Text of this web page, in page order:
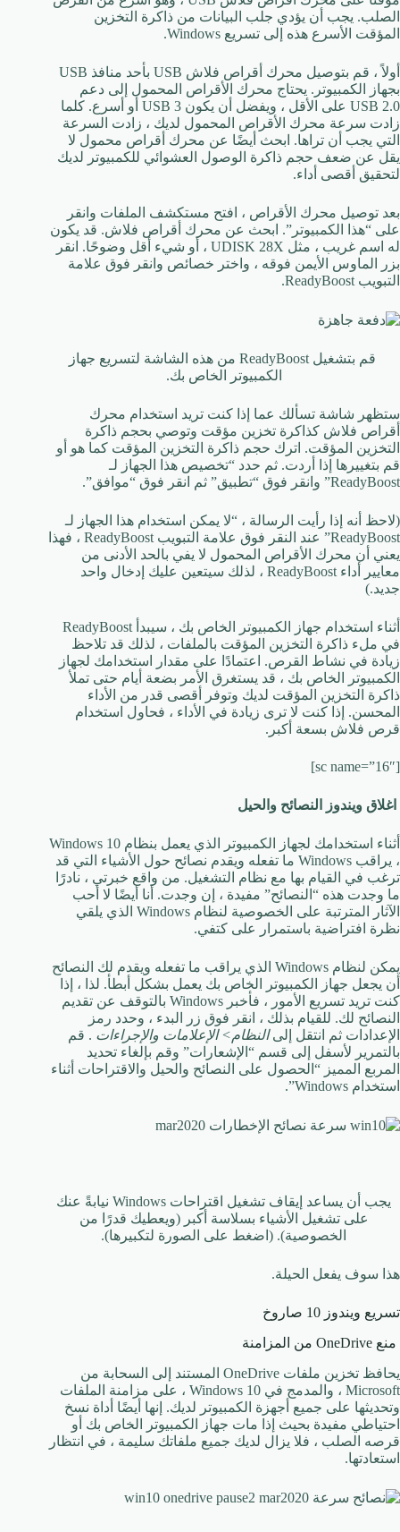
الصلب. يجب أن يؤدي جلب البيانات من ذاكرة التخزين
المؤقت الأسرع هذه إلى تسريع Windows.
أولاً ، قم بتوصيل محرك أقراص فلاش USB بأحد منافذ USB
بجهاز الكمبيوتر. يحتاج محرك الأقراص المحمول إلى دعم
USB 2.0 على الأقل ، ويفضل أن يكون USB 3 أو أسرع. كلما
زادت سرعة محرك الأقراص المحمول لديك ، زادت السرعة
التي يجب أن تراها. ابحث أيضًا عن محرك أقراص محمول لا
يقل عن ضعف حجم ذاكرة الوصول العشوائي للكمبيوتر لديك
لتحقيق أقصى أداء.
بعد توصيل محرك الأقراص ، افتح مستكشف الملفات وانقر
على “هذا الكمبيوتر”. ابحث عن محرك أقراص فلاش. قد يكون
له اسم غريب ، مثل UDISK 28X ، أو شيء أقل وضوحًا. انقر
بزر الماوس الأيمن فوقه ، واختر خصائص وانقر فوق علامة
التبويب ReadyBoost.
قم بتشغيل ReadyBoost من هذه الشاشة لتسريع جهاز
الكمبيوتر الخاص بك.
ستظهر شاشة تسألك عما إذا كنت تريد استخدام محرك
أقراص فلاش كذاكرة تخزين مؤقت وتوصي بحجم ذاكرة
التخزين المؤقت. اترك حجم ذاكرة التخزين المؤقت كما هو أو
قم بتغييرها إذا أردت. ثم حدد “تخصيص هذا الجهاز لـ
ReadyBoost” وانقر فوق “تطبيق” ثم انقر فوق “موافق”.
(لاحظ أنه إذا رأيت الرسالة ، “لا يمكن استخدام هذا الجهاز لـ
ReadyBoost” عند النقر فوق علامة التبويب ReadyBoost ، فهذا
يعني أن محرك الأقراص المحمول لا يفي بالحد الأدنى من
معايير أداء ReadyBoost ، لذلك سيتعين عليك إدخال واحد
جديد.)
أثناء استخدام جهاز الكمبيوتر الخاص بك ، سيبدأ ReadyBoost
في ملء ذاكرة التخزين المؤقت بالملفات ، لذلك قد تلاحظ
زيادة في نشاط القرص. اعتمادًا على مقدار استخدامك لجهاز
الكمبيوتر الخاص بك ، قد يستغرق الأمر بضعة أيام حتى تملأ
ذاكرة التخزين المؤقت لديك وتوفر أقصى قدر من الأداء
المحسن. إذا كنت لا ترى زيادة في الأداء ، فحاول استخدام
قرص فلاش بسعة أكبر.
[sc name=”16″]
اغلاق ويندوز النصائح والحيل
أثناء استخدامك لجهاز الكمبيوتر الذي يعمل بنظام Windows 10
، يراقب Windows ما تفعله ويقدم نصائح حول الأشياء التي قد
ترغب في القيام بها مع نظام التشغيل. من واقع خبرتي ، نادرًا
ما وجدت هذه “النصائح” مفيدة ، إن وجدت. أنا أيضًا لا أحب
الآثار المترتبة على الخصوصية لنظام Windows الذي يلقي
نظرة افتراضية باستمرار على كتفي.
يمكن لنظام Windows الذي يراقب ما تفعله ويقدم لك النصائح
أن يجعل جهاز الكمبيوتر الخاص بك يعمل بشكل أبطأ. لذا ، إذا
كنت تريد تسريع الأمور ، فأخبر Windows بالتوقف عن تقديم
النصائح لك. للقيام بذلك ، انقر فوق زر البدء ، وحدد رمز
الإعدادات ثم انتقل إلىالنظام> الإعلامات والإجراءات . قم
بالتمرير لأسفل إلى قسم “الإشعارات” وقم بإلغاء تحديد
المربع المميز “الحصول على النصائح والحيل والاقتراحات أثناء
استخدام Windows”.
يجب أن يساعد إيقاف تشغيل اقتراحات Windows نيابةً عنك
على تشغيل الأشياء بسلاسة أكبر (ويعطيك قدرًا من
الخصوصية). (اضغط على الصورة لتكبيرها).
هذا سوف يفعل الحيلة.
تسريع ويندوز 10 صاروخ
منع OneDrive من المزامنة
يحافظ تخزين ملفات OneDrive المستند إلى السحابة من
Microsoft ، والمدمج في Windows 10 ، على مزامنة الملفات
وتحديثها على جميع أجهزة الكمبيوتر لديك. إنها أيضًا أداة نسخ
احتياطي مفيدة بحيث إذا مات جهاز الكمبيوتر الخاص بك أو
قرصه الصلب ، فلا يزال لديك جميع ملفاتك سليمة ، في انتظار
استعادتها.